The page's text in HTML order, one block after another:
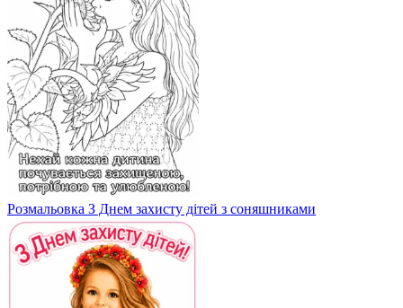
Розмальовка З Днем захисту дітей з соняшниками